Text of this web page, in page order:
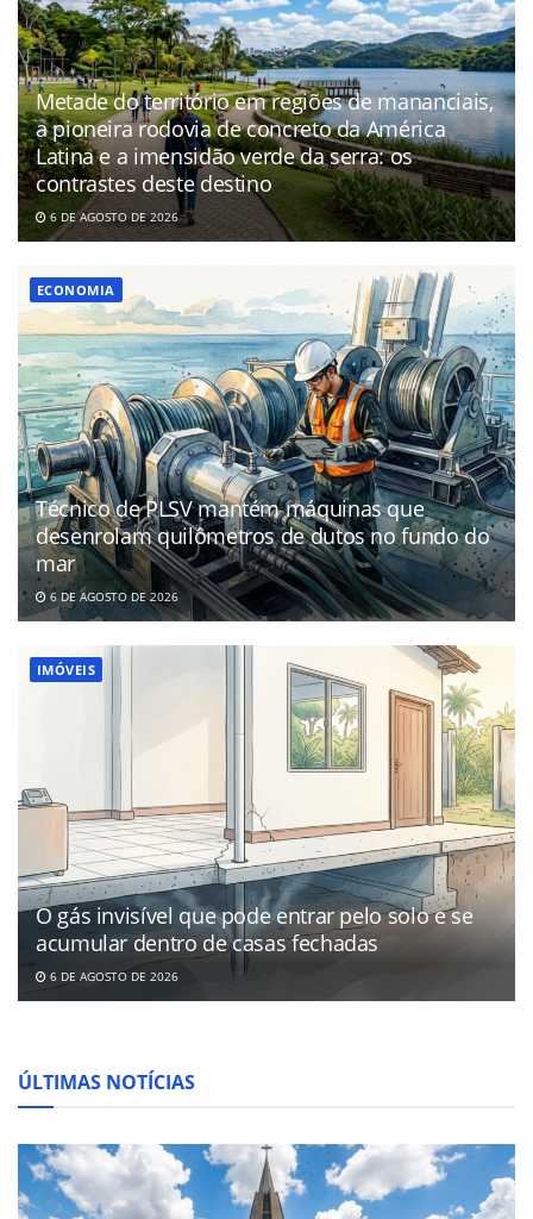
Metade do território em regiões de mananciais,
a pioneira rodovia de concreto da América
Latina e a imensidão verde da serra: os
contrastes deste destino
6 DE AGOSTO DE 2026
ECONOMIA
Técnico de PLSV mantém máquinas que
desenrolam quilômetros de dutos no fundo do
mar
6 DE AGOSTO DE 2026
IMÓVEIS
O gás invisível que pode entrar pelo solo e se
acumular dentro de casas fechadas
6 DE AGOSTO DE 2026
ÚLTIMAS NOTÍCIAS